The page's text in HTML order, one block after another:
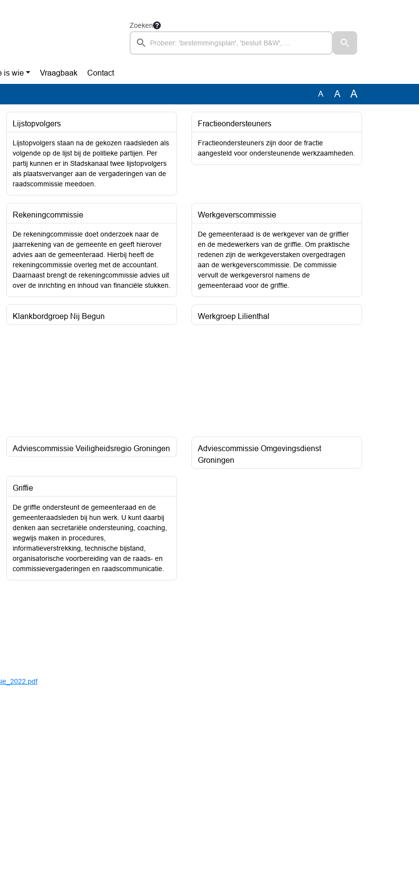
Zoeken
is wie Vraagbaak Contact
A A A
Lijstopvolgers
Lijstopvolgers staan na de gekozen raadsleden als
volgende op de lijst bij de politieke partijen. Per
partij kunnen er in Stadskanaal twee lijstopvolgers
als plaatsvervanger aan de vergaderingen van de
raadscommissie meedoen.
Fractieondersteuners
Fractieondersteuners zijn door de fractie
aangesteld voor ondersteunende werkzaamheden.
Rekeningcommissie
De rekeningcommissie doet onderzoek naar de
jaarrekening van de gemeente en geeft hierover
advies aan de gemeenteraad. Hierbij heeft de
rekeningcommissie overleg met de accountant.
Daarnaast brengt de rekeningcommissie advies uit
over de inrichting en inhoud van financiële stukken.
Werkgeverscommissie
De gemeenteraad is de werkgever van de griffier
en de medewerkers van de griffie. Om praktische
redenen zijn de werkgeverstaken overgedragen
aan de werkgeverscommissie. De commissie
vervult de werkgeversrol namens de
gemeenteraad voor de griffie.
Klankbordgroep Nij Begun Werkgroep Lilienthal
Adviescommissie Veiligheidsregio Groningen
Adviescommissie Omgevingsdienst
Groningen
Griffie
De griffie ondersteunt de gemeenteraad en de
gemeenteraadsleden bij hun werk. U kunt daarbij
denken aan secretariële ondersteuning, coaching,
wegwijs maken in procedures,
informatieverstrekking, technische bijstand,
organisatorische voorbereiding van de raads- en
commissievergaderingen en raadscommunicatie.